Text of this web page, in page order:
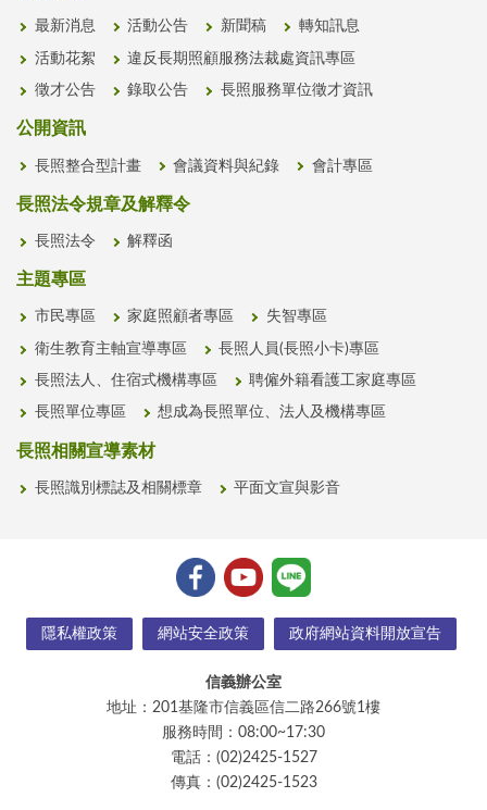
最新消息 活動公告 新聞稿 轉知訊息
活動花絮 違反長期照顧服務法裁處資訊專區
徵才公告 錄取公告 長照服務單位徵才資訊
公開資訊
長照整合型計畫 會議資料與紀錄 會計專區
長照法令規章及解釋令
長照法令 解釋函
主題專區
市民專區 家庭照顧者專區 失智專區
衛生教育主軸宣導專區 長照人員(長照小卡)專區
長照法人、住宿式機構專區 聘僱外籍看護工家庭專區
長照單位專區 想成為長照單位、法人及機構專區
長照相關宣導素材
長照識別標誌及相關標章 平面文宣與影音
隱私權政策 網站安全政策 政府網站資料開放宣告
信義辦公室
地址：201基隆市信義區信二路266號1樓
服務時間：08:00~17:30
電話：(02)2425-1527
傳真：(02)2425-1523